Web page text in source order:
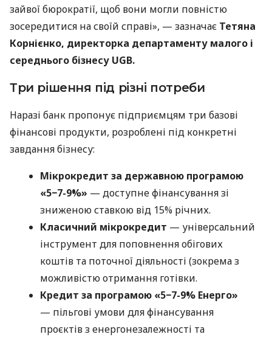
зайвої бюрократії, щоб вони могли повністю
зосередитися на своїй справі», — зазначає Тетяна
Корнієнко, директорка департаменту малого і
середнього бізнесу UGB.
Три рішення під різні потреби
Наразі банк пропонує підприємцям три базові
фінансові продукти, розроблені під конкретні
завдання бізнесу:
Мікрокредит за державною програмою
«5−7-9%» — доступне фінансування зі
зниженою ставкою від 15% річних.
Класичний мікрокредит — універсальний
інструмент для поповнення обігових
коштів та поточної діяльності (зокрема з
можливістю отримання готівки.
Кредит за програмою «5−7-9% Енерго»
— пільгові умови для фінансування
проєктів з енергонезалежності та